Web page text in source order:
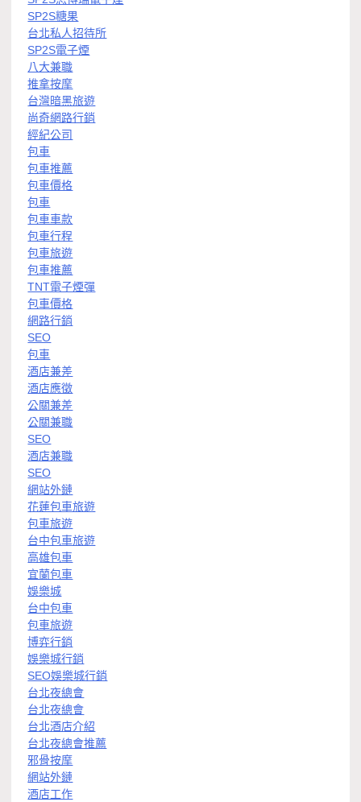
SP2S糖果
台北私人招待所
SP2S電子煙
八大兼職
推拿按摩
台灣暗黑旅遊
尚奇網路行銷
經紀公司
包車
包車推薦
包車價格
包車
包車車款
包車行程
包車旅遊
包車推薦
TNT電子煙彈
包車價格
網路行銷
SEO
包車
酒店兼差
酒店應徵
公關兼差
公關兼職
SEO
酒店兼職
SEO
網站外鏈
花蓮包車旅遊
包車旅遊
台中包車旅遊
高雄包車
宜蘭包車
娛樂城
台中包車
包車旅遊
博弈行銷
娛樂城行銷
SEO娛樂城行銷
台北夜總會
台北夜總會
台北酒店介紹
台北夜總會推薦
邪骨按摩
網站外鏈
酒店工作